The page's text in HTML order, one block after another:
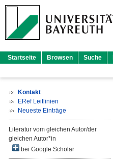
Startseite Browsen Suche
Kontakt
ERef Leitlinien
Neueste Einträge
Literatur vom gleichen Autor/der
gleichen Autor*in
bei Google Scholar